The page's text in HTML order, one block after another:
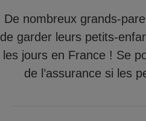
De nombreux grands-
de garder leurs petits-
les jours en France ! Se
de l’assurance si les